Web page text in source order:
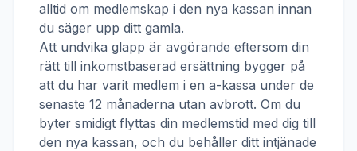
alltid om medlemskap i den nya kassan innan
du säger upp ditt gamla.
Att undvika glapp är avgörande eftersom din
rätt till inkomstbaserad ersättning bygger på
att du har varit medlem i en a-kassa under de
senaste 12 månaderna utan avbrott. Om du
byter smidigt flyttas din medlemstid med dig till
den nya kassan, och du behåller ditt intjänade